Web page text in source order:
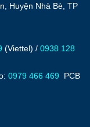
Huyện Nhà Bè, TP
(Viettel) / 0938 128
0979 466 469
PCB